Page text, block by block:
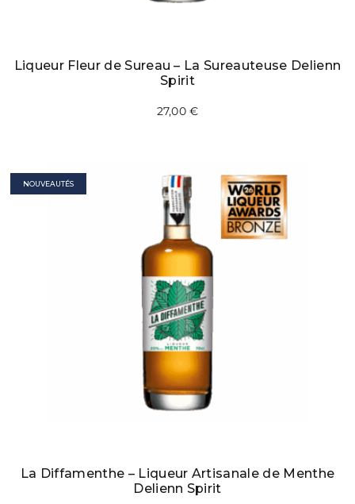
Liqueur Fleur de Sureau – La Sureauteuse Delienn
Spirit
27,00€
NOUVEAUTÉS
La Diffamenthe – Liqueur Artisanale de Menthe
Delienn Spirit